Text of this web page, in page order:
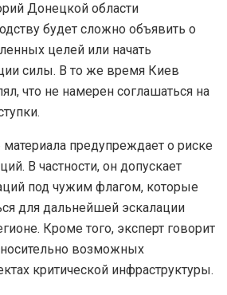
Донецкой области
будет сложно объявить о
целей или начать
силы. В то же время Киев
что не намерен соглашаться на
предупреждает о риске
В частности, он допускает
под чужим флагом, которые
для дальнейшей эскалации
Кроме того, эксперт говорит
возможных
критической инфраструктуры.